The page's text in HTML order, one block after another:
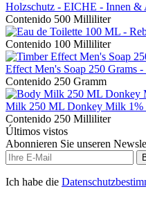
Holzschutz - EICHE - Innen &
Contenido 500 Milliliter
Contenido 100 Milliliter
Effect Men's Soap 250 Grams
Contenido 250 Gramm
Milk 250 ML Donkey Milk 1%
Contenido 250 Milliliter
Últimos vistos
Abonnieren Sie unseren
Ich habe die